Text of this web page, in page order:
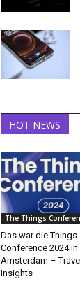
HOT NEWS
The Things
Das war die Things
Conference 2024 in
Amsterdam – Travel
Insights